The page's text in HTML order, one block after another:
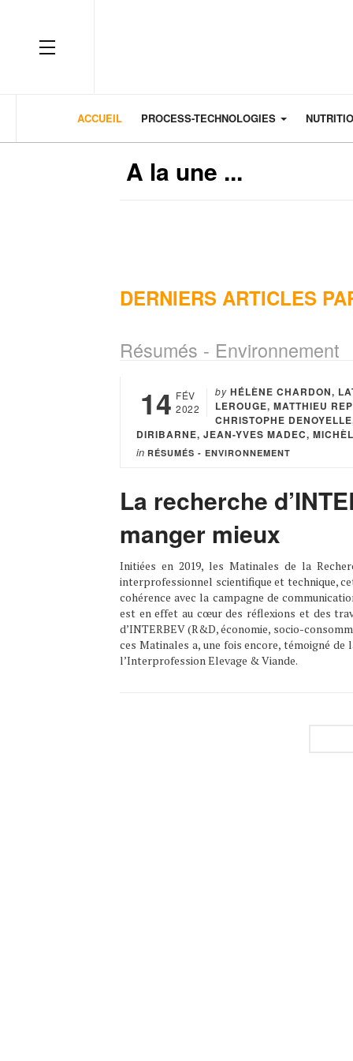
OFF CANVAS
ACCUEIL PROCESS-TECHNOLOGIES
A la une ...
DERNIERS ARTICLES
Résumés - Environnement
14 FÉV
2022
by HÉLÈNE CHARDON,
LEROUGE, MATTHIEU
CHRISTOPHE
DIRIBARNE, JEAN-YVES MADEC,
in RÉSUMÉS - ENVIRONNEMENT
La recherche
manger mieux
Initiées en 2019, les Matinales de la
interprofessionnel scientifique et technique,
cohérence avec la campagne de
est en effet au cœur des réflexions et des
d’INTERBEV (R&D, économie, socio-
ces Matinales a, une fois encore, témoigné
l’Interprofession Elevage & Viande.